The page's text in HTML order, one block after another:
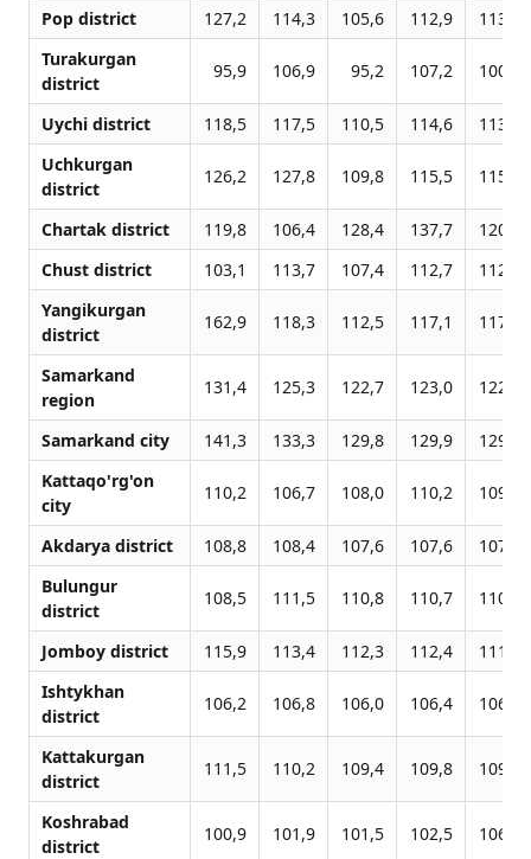
Pop district
127,2 114,3 105,6 112,9
113,5
Turakurgan
district
95,9 106,9 95,2 107,2 100,1
Uychi district 118,5 117,5 110,5 114,6
113,7
Uchkurgan
district
126,2 127,8 109,8 115,5 115,6
Chartak district 119,8 106,4 128,4 137,7
120,0
Chust district
103,1 113,7 107,4 112,7
112,8
Yangikurgan
district
162,9 118,3 112,5 117,1 117,8
Samarkand
region
131,4 125,3 122,7 123,0 122,4
Samarkand city 141,3 133,3 129,8 129,9
129,3
Kattaqo'rg'on
city
110,2 106,7 108,0 110,2 109,4
Akdarya district 108,8 108,4 107,6 107,6
107,7
Bulungur
district
108,5 111,5 110,8 110,7 110,2
Jomboy district 115,9 113,4 112,3 112,4
111,8
Ishtykhan
district
106,2 106,8 106,0 106,4 106,8
Kattakurgan
district
111,5 110,2 109,4 109,8 109,3
Koshrabad
district
100,9 101,9 101,5 102,5 106,8